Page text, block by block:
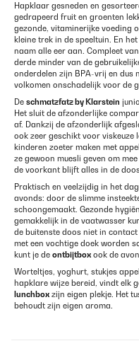
Hapklaar gesneden en
gedrapeerd fruit en groenten
gezonde, vitaminerijke voeding
kleine trek in de speeltuin. En
naam alle eer aan. Compleet
derde minder van de
onderdelen zijn BPA-vrij en dus
volkomen onschadelijk voor de
De schmatzfatz by Klarstein
Het sluit de afzonderlijke
af. Dankzij de afzonderlijk
ook zeer geschikt voor viskeuze
kinderen zoeter maken met
ze gewoon muesli geven om
de voorkant blijft alles in de
Praktisch en veelzijdig in het
avonds: door de slimme
schoongemaakt. Gezonde
gemakkelijk in de vaatwasser
de buitenste doos niet in
met een vochtige doek worden
kunt je de ontbijtbox ook de
Worteltjes, yoghurt, stukjes
hapklare wijze bereid, vindt elk
lunchbox zijn eigen plekje. Het
behoudt zijn eigen aroma.